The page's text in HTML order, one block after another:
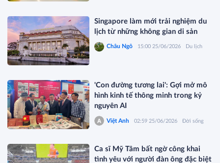
Singapore làm mới trải nghiệm du
lịch từ những không gian di sản
Châu Ngô 15:00 25/06/2026 Du lịch
'Con đường tương lai': Gợi mở mô
hình kinh tế thông minh trong kỷ
nguyên AI
Việt Anh 02:59 25/06/2026 Đời sống
Ca sĩ Mỹ Tâm bất ngờ công khai
tình yêu với người đàn ông đặc biệt